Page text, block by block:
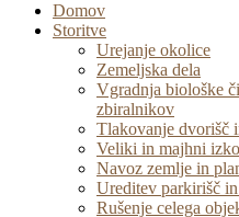
Domov
Storitve
Urejanje okolice
Zemeljska dela
Vgradnja biološke
zbiralnikov
Tlakovanje dvorišč
Veliki in majhni
Navoz zemlje in
Ureditev parkirišč
Rušenje celega